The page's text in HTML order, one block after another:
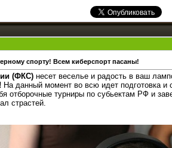
спорту! Всем киберспорт пасаны!
(ФКС) несет веселье и радость в ваш
На данный момент во всю идет подготовка
отборочные турниры по субьектам РФ и
страстей.